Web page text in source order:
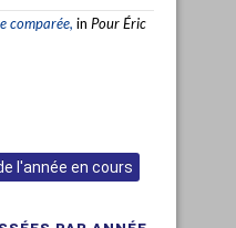
comparée, in Pour Éric
l'année en cours